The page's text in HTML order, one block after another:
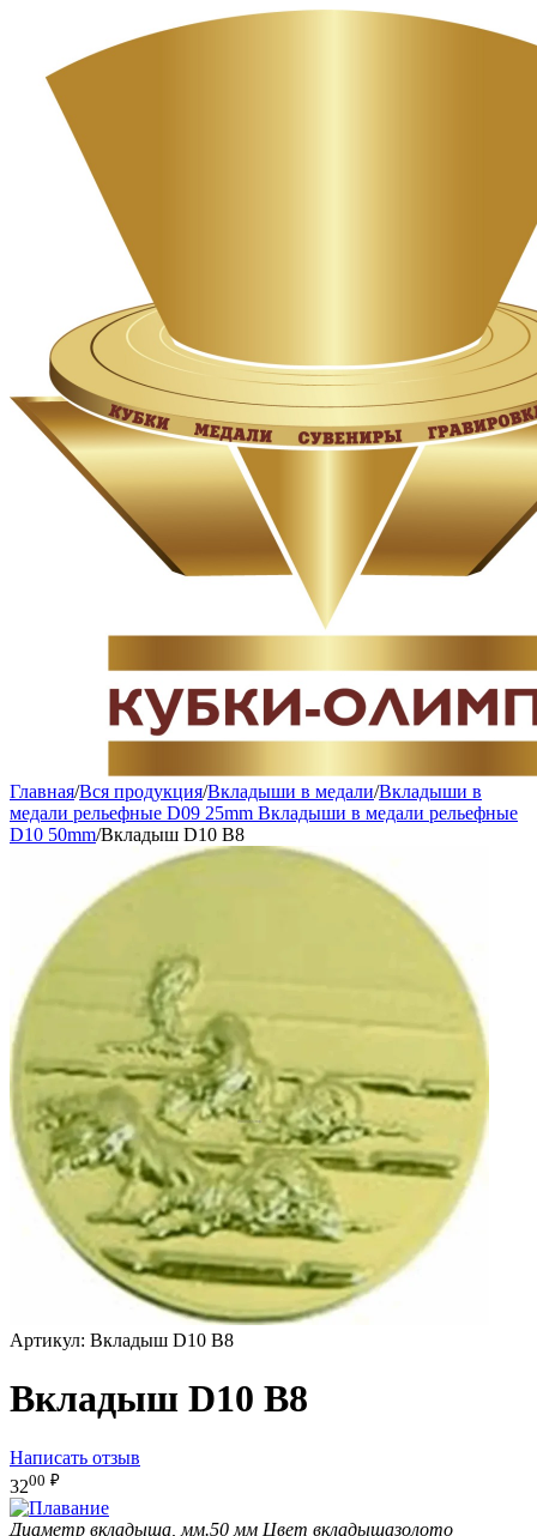
Главная/Вся продукция/Вкладыши в медали/Вкладыши в
медали рельефные D09 25mm Вкладыши в медали рельефные
D10 50mm/Вкладыш D10 B8
Артикул: Вкладыш D10 B8
Вкладыш D10 B8
Написать отзыв
3200 ₽
Диаметр вкладыша, мм.50 мм Цвет вкладышазолото